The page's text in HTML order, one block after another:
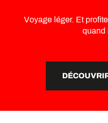
Voyage léger. Et
quand